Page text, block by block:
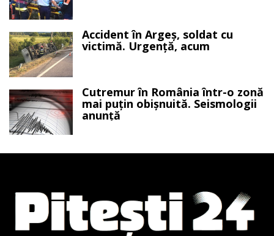
Accident în Argeș, soldat cu
victimă. Urgență, acum
Cutremur în România într-o zonă
mai puțin obișnuită. Seismologii
anunță